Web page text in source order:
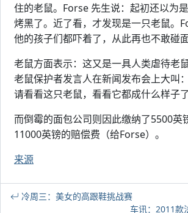
住的老鼠。Forse 先生说：起初还以为
烤黑了。近了看，才发现是一只老鼠。
他的孩子们都吓着了，从此再也不敢碰面
老鼠方面表示：这又是一具人类虐待老
老鼠保护者发言人在新闻发布会上大叫
请看看这只老鼠，看看它都成什么样子了
而倒霉的面包公司则因此缴纳了5500英
11000英镑的赔偿费（给Forse）。
来源
冷周三：美女的高跟鞋挑战赛
车讯：2011款